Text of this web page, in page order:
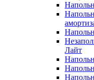
Лайт